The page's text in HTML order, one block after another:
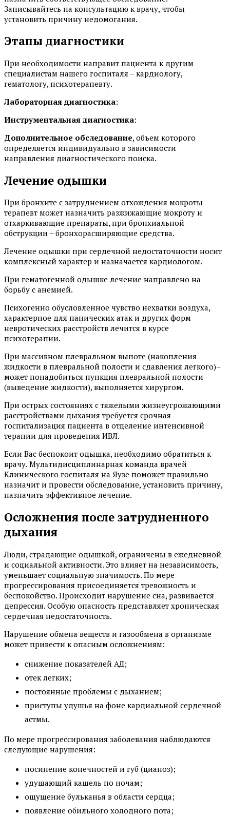
Записывайтесь на консультацию к врачу, чтобы
установить причину недомогания.
Этапы диагностики
При необходимости направит пациента к другим
специалистам нашего госпиталя – кардиологу,
гематологу, психотерапевту.
Лабораторная диагностика:
Инструментальная диагностика:
Дополнительное обследование, объем которого
определяется индивидуально в зависимости
направления диагностического поиска.
Лечение одышки
При бронхите с затруднением отхождения мокроты
терапевт может назначить разжижающие мокроту и
отхаркивающие препараты, при бронхиальной
обструкции – бронхорасширяющие средства.
Лечение одышки при сердечной недостаточности носит
комплексный характер и назначается кардиологом.
При гематогенной одышке лечение направлено на
борьбу с анемией.
Психогенно обусловленное чувство нехватки воздуха,
характерное для панических атак и других форм
невротических расстройств лечится в курсе
психотерапии.
При массивном плевральном выпоте (накопления
жидкости в плевральной полости и сдавления легкого)–
может понадобиться пункция плевральной полости
(выведение жидкости), выполняется хирургом.
При острых состояниях с тяжелыми жизнеугрожающими
расстройствами дыхания требуется срочная
госпитализация пациента в отделение интенсивной
терапии для проведения ИВЛ.
Если Вас беспокоит одышка, необходимо обратиться к
врачу. Мультидисциплинарная команда врачей
Клинического госпиталя на Яузе поможет правильно
назначит и провести обследование, установить причину,
назначить эффективное лечение.
Осложнения после затрудненного
дыхания
Люди, страдающие одышкой, ограничены в ежедневной
и социальной активности. Это влияет на независимость,
уменьшает социальную значимость. По мере
прогрессирования присоединяется тревожность и
беспокойство. Происходит нарушение сна, развивается
депрессия. Особую опасность представляет хроническая
сердечная недостаточность.
Нарушение обмена веществ и газообмена в организме
может привести к опасным осложнениям:
снижение показателей АД;
отек легких;
постоянные проблемы с дыханием;
приступы удушья на фоне кардиальной сердечной
астмы.
По мере прогрессирования заболевания наблюдаются
следующие нарушения:
посинение конечностей и губ (цианоз);
удушающий кашель по ночам;
ощущение бульканья в области сердца;
появление обильного холодного пота;